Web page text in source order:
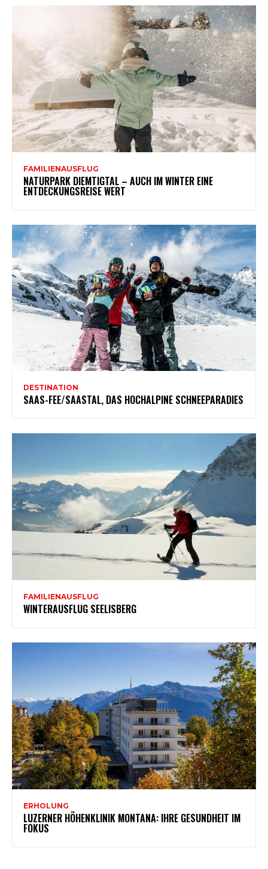
FAMILIENAUSFLUG
NATURPARK DIEMTIGTAL – AUCH IM WINTER EINE
ENTDECKUNGSREISE WERT
DESTINATION
SAAS-FEE/SAASTAL, DAS HOCHALPINE SCHNEEPARADIES
FAMILIENAUSFLUG
WINTERAUSFLUG SEELISBERG
ERHOLUNG
LUZERNER HÖHENKLINIK MONTANA: IHRE GESUNDHEIT IM
FOKUS